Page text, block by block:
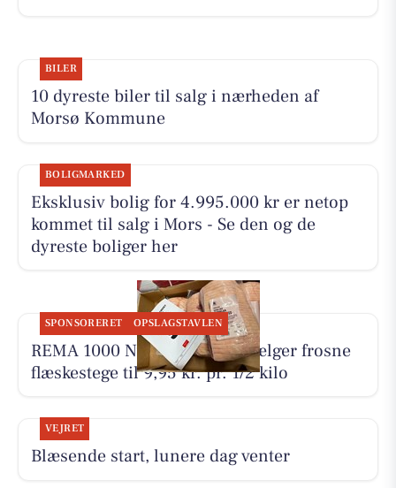
BILER
10 dyreste biler til salg i nærheden af
Morsø Kommune
BOLIGMARKED
Eksklusiv bolig for 4.995.000 kr er netop
kommet til salg i Mors - Se den og de
dyreste boliger her
SPONSORERET OPSLAGSTAVLEN
REMA 1000 Nykøbing Mors sælger frosne
flæskestege til 9,95 kr. pr. 1/2 kilo
VEJRET
Blæsende start, lunere dag venter